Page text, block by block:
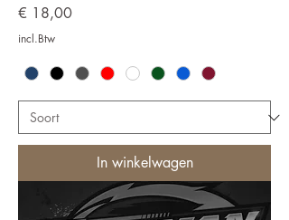
Prijs
€ 18,00
incl.Btw
In winkelwagen